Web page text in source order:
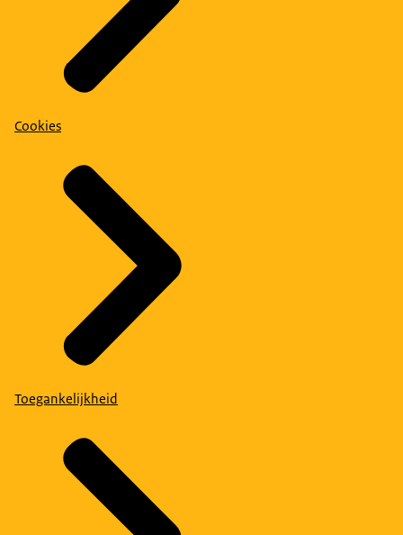
Cookies
Toegankelijkheid